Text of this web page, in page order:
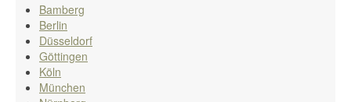
Bamberg
Berlin
Düsseldorf
Göttingen
Köln
München